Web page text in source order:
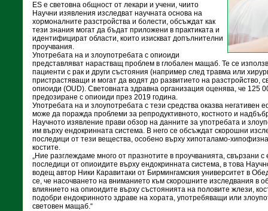
ES е световна общност от лекари и учени, чиито
Научни изявления изследват научната основа на
хормоналните разстройства и болести, обсъждат как
тези знания могат да бъдат приложени в практиката и
идентифицират области, които изискват допълнителни
проучвания.
Употребата на и злоупотребата с опиоиди
представляват нарастващ проблем в глобален мащаб. Те се
пациенти с рак и други състояния (например след травма или
пристрастяващи и могат да водят до развитието на разстройство,
опиоиди (OUD). Световната здравна организация оценява, че 125
предозиране с опиоиди през 2019 година.
Употребата на и злоупотребата с тези средства оказва негативен
може да поражда проблеми за репродуктивното, костното и
Научното изявление прави обзор на данните за употребата и
им върху ендокринната система. В него се обсъждат скорошни
последици от тези вещества, особено върху хипоталамо-
костите.
„Ние разглеждаме много от празнотите в проучванията, свързани с
последици от опиоидите върху ендокринната система, в това
водещ автор Ники Каравитаки от Бирмингамския университет в
се, че насочването на вниманието към скорошните изследвания в
влиянието на опиоидите върху състоянията на половите жлези,
подобри ендокринното здраве на хората, употребяващи или
световен мащаб.“